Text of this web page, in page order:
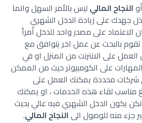
النجاح المالي ليس بالأمر السهل وانما
جهدك على زيادة الدخل الشهري
على مصدر واحد للدخل أمراً
بالبحث عن عمل اخر يتوافق مع
على الانترنت من المنزل او في
على الكومبيوتر حيث من الممكن
محددة يمكنك العمل على
مناسب لقاء هذه الخدمات ، او يمكنك
يكون الدخل الشهري فيه عالي بحيث
جزء منه للوصول الىالنجاح المالي.